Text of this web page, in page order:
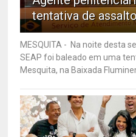
tentativa de
MESQUITA - Na noite desta
SEAP foi baleado em uma
Mesquita, na Baixada